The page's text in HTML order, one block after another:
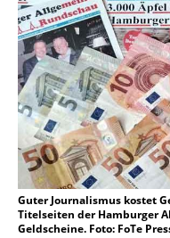
Guter Journalismus kostet
Titelseiten der Hamburger
Geldscheine. Foto: FoTe